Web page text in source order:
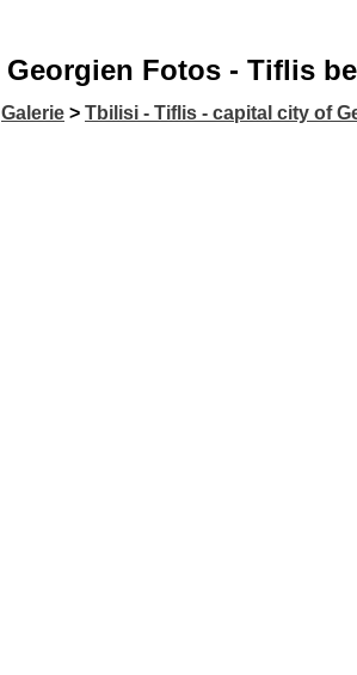
Georgien Fotos - Tiflis
Galerie > Tbilisi - Tiflis - capital city of